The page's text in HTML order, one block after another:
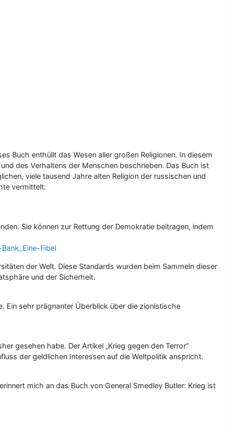
Buch enthüllt das Wesen aller großen Religionen. In diesem
des Verhaltens der Menschen beschrieben. Das Buch ist
viele tausend Jahre alten Religion der russischen und
vermittelt:
Sie können zur Rettung der Demokratie beitragen, indem
Fibel
der Welt. Diese Standards wurden beim Sammeln dieser
und der Sicherheit.
Ein sehr prägnanter Überblick über die zionistische
gesehen habe. Der Artikel „Krieg gegen den Terror“
der geldlichen Interessen auf die Weltpolitik anspricht.
mich an das Buch von General Smedley Butler: Krieg ist